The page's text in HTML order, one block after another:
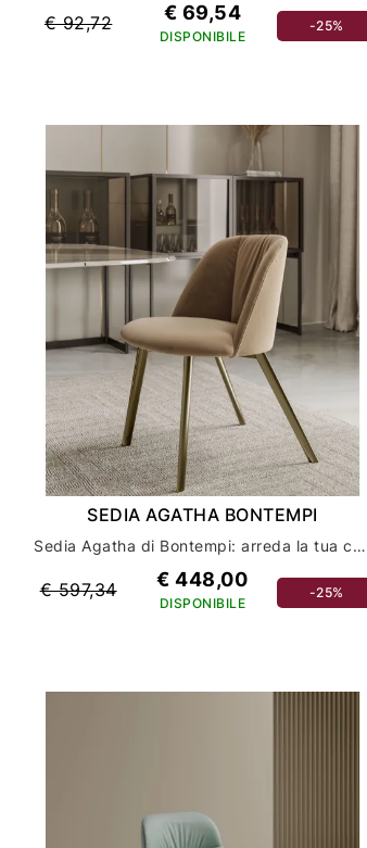
€ 92,72 € 69,54
DISPONIBILE
-25%
SEDIA AGATHA BONTEMPI
Sedia Agatha di Bontempi: arreda la tua casa con stile ed eleganza
€ 597,34 € 448,00
DISPONIBILE
-25%